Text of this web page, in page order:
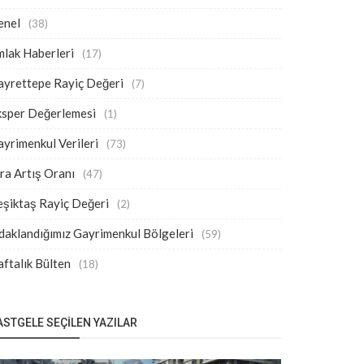
(38)
Haberleri (17)
Rayiç Değeri (7)
Değerlemesi (1)
Verileri (73)
Artış Oranı (47)
Rayiç Değeri (2)
Gayrimenkul Bölgeleri (59)
Bülten (18)
SEÇILEN YAZILAR